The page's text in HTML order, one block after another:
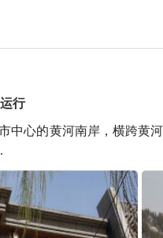
行
中心的黄河南岸，横跨黄